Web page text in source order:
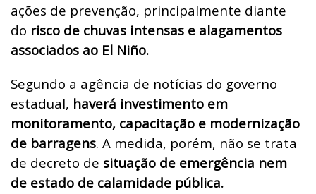
ações de prevenção, principalmente diante
do risco de chuvas intensas e alagamentos
associados ao El Niño.
Segundo a agência de notícias do governo
estadual, haverá investimento em
monitoramento, capacitação e modernização
de barragens. A medida, porém, não se trata
de decreto de situação de emergência nem
de estado de calamidade pública.